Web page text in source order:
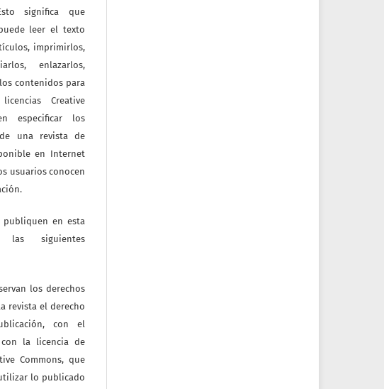
significa que
leer el texto
imprimirlos,
enlazarlos,
contenidos para
Creative
especificar los
una revista de
en Internet
usuarios conocen
publiquen en esta
las siguientes
los derechos
revista el derecho
con el
la licencia de
Commons, que
lo publicado